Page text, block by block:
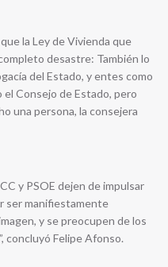
la Ley de Vivienda que
desastre: También lo
del Estado, y entes como
Consejo de Estado, pero
una persona, la consejera
y PSOE dejen de impulsar
ser manifiestamente
y se preocupen de los
concluyó Felipe Afonso.